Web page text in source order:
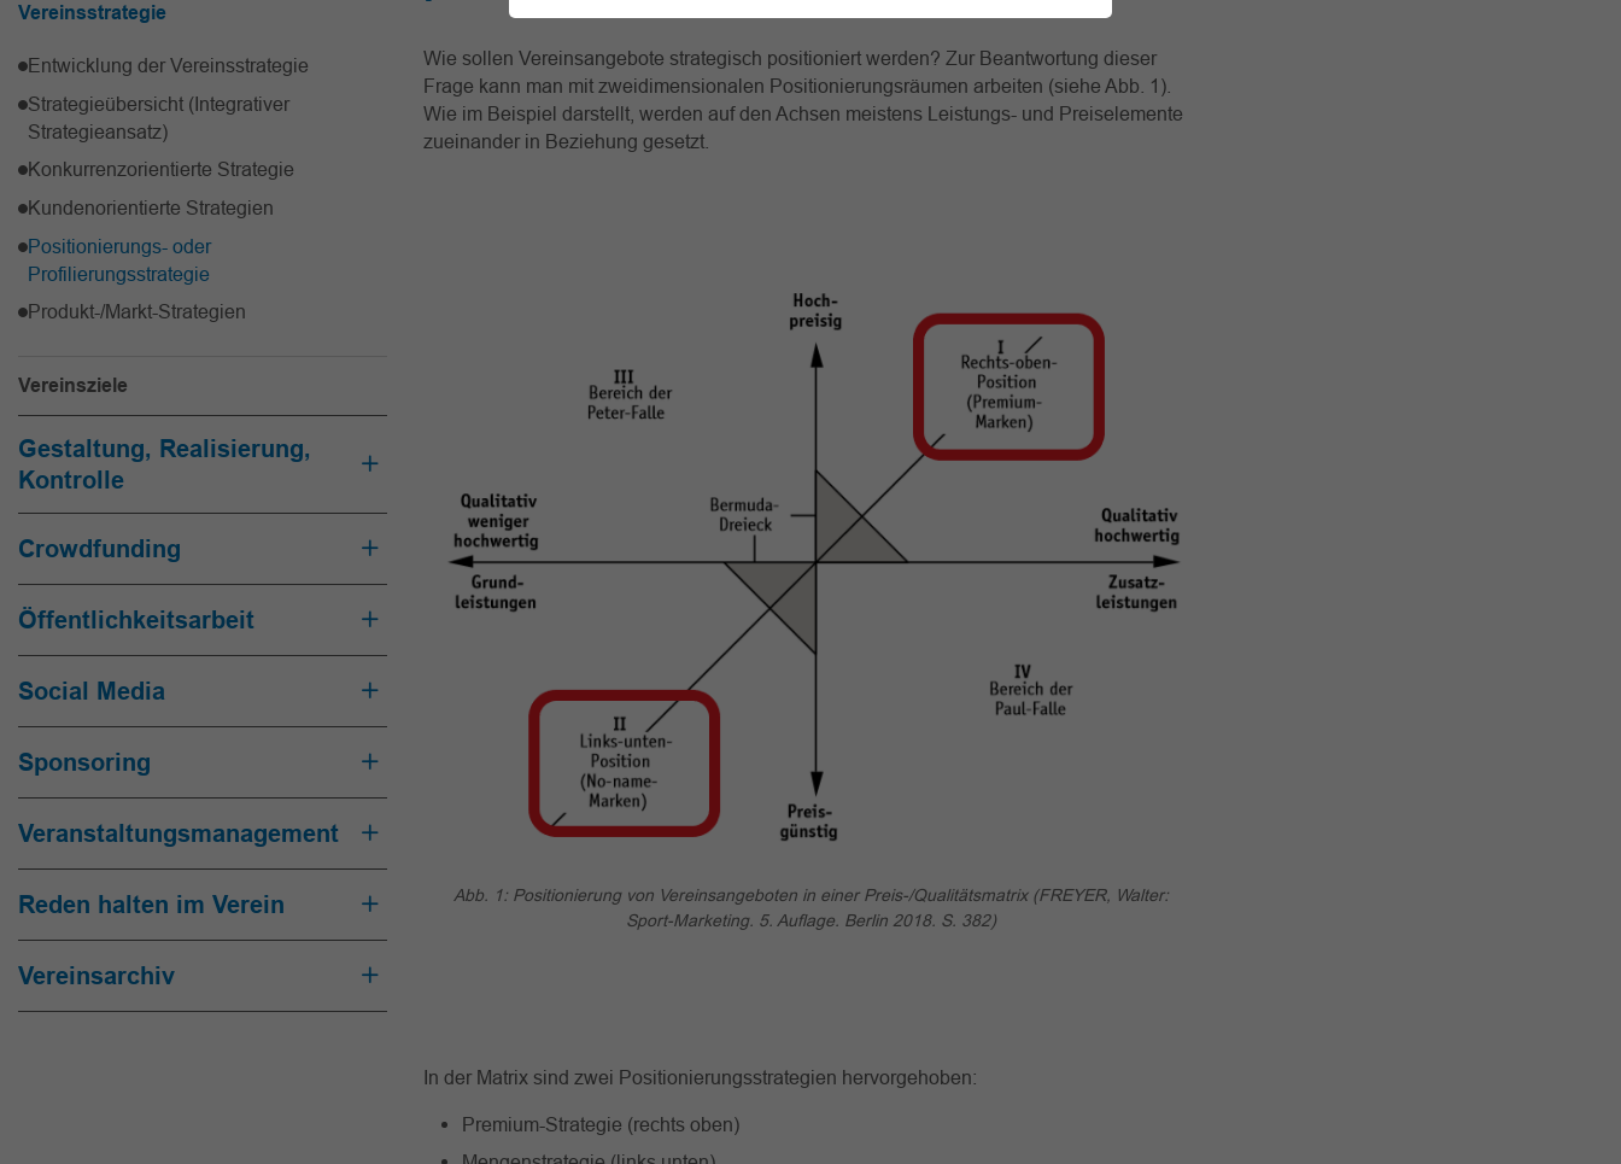
Vereinsstrategie
Entwicklung der Vereinsstrategie
Strategieübersicht (Integrativer
Strategieansatz)
Konkurrenzorientierte Strategie
Kundenorientierte Strategien
Positionierungs- oder
Profilierungsstrategie
Produkt-/Markt-Strategien
Vereinsziele
Gestaltung, Realisierung,
Kontrolle
Crowdfunding
Öffentlichkeitsarbeit
Social Media
Sponsoring
Veranstaltungsmanagement
Reden halten im Verein
Vereinsarchiv
Wie sollen Vereinsangebote strategisch positioniert werden? Zur Beantwortung dieser
Frage kann man mit zweidimensionalen Positionierungsräumen arbeiten (siehe Abb. 1).
Wie im Beispiel darstellt, werden auf den Achsen meistens Leistungs- und Preiselemente
zueinander in Beziehung gesetzt.
Abb. 1: Positionierung von Vereinsangeboten in einer Preis-/Qualitätsmatrix (FREYER, Walter:
Sport-Marketing. 5. Auflage. Berlin 2018. S. 382)
In der Matrix sind zwei Positionierungsstrategien hervorgehoben:
Premium-Strategie (rechts oben)